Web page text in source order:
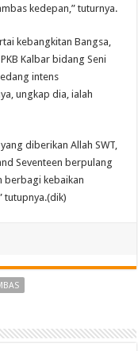
kedepan,” tuturnya.
kebangkitan Bangsa,
Kalbar bidang Seni
intens
ungkap dia, ialah
diberikan Allah SWT,
Seventeen berpulang
berbagi kebaikan
tutupnya.(dik)